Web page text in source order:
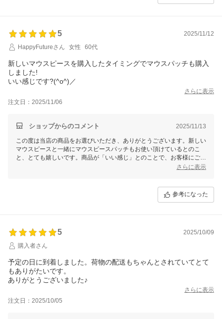
5
2025/11/12
HappyFutureさん
女性 60代
新しいマウスピースを購入したタイミングでマウスパッチも購入
しました!
いい感じです?(^o^)／
さらに表示
注文日：2025/11/06
ショップからのコメント 2025/11/13
この度は当店の商品をお選びいただき、ありがとうございます。新しい
マウスピースと一緒にマウスピースパッチもお使い頂けているとのこ
と、とても嬉しいです。商品が「いい感じ」とのことで、お客様にご満
ひお聞かせください。これからも音楽ライフが快適になりますよう願っ
さらに表示
参考になった
5
2025/10/09
購入者さん
予定の日に到着しました。荷物の配送もちゃんとされていてとて
もありがたいです。
ありがとうございました♪
さらに表示
注文日：2025/10/05